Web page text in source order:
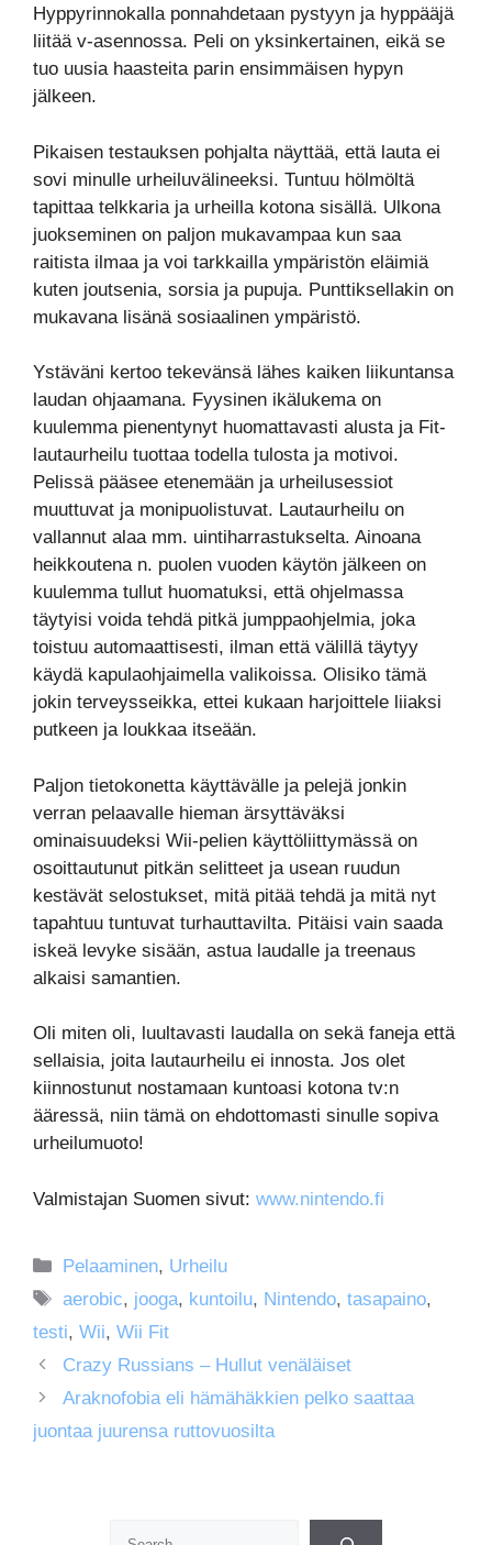
Hyppyrinnokalla ponnahdetaan pystyyn ja hyppääjä
liitää v-asennossa. Peli on yksinkertainen, eikä se
tuo uusia haasteita parin ensimmäisen hypyn
jälkeen.
Pikaisen testauksen pohjalta näyttää, että lauta ei
sovi minulle urheiluvälineeksi. Tuntuu hölmöltä
tapittaa telkkaria ja urheilla kotona sisällä. Ulkona
juokseminen on paljon mukavampaa kun saa
raitista ilmaa ja voi tarkkailla ympäristön eläimiä
kuten joutsenia, sorsia ja pupuja. Punttiksellakin on
mukavana lisänä sosiaalinen ympäristö.
Ystäväni kertoo tekevänsä lähes kaiken liikuntansa
laudan ohjaamana. Fyysinen ikälukema on
kuulemma pienentynyt huomattavasti alusta ja Fit-
lautaurheilu tuottaa todella tulosta ja motivoi.
Pelissä pääsee etenemään ja urheilusessiot
muuttuvat ja monipuolistuvat. Lautaurheilu on
vallannut alaa mm. uintiharrastukselta. Ainoana
heikkoutena n. puolen vuoden käytön jälkeen on
kuulemma tullut huomatuksi, että ohjelmassa
täytyisi voida tehdä pitkä jumppaohjelmia, joka
toistuu automaattisesti, ilman että välillä täytyy
käydä kapulaohjaimella valikoissa. Olisiko tämä
jokin terveysseikka, ettei kukaan harjoittele liiaksi
putkeen ja loukkaa itseään.
Paljon tietokonetta käyttävälle ja pelejä jonkin
verran pelaavalle hieman ärsyttäväksi
ominaisuudeksi Wii-pelien käyttöliittymässä on
osoittautunut pitkän selitteet ja usean ruudun
kestävät selostukset, mitä pitää tehdä ja mitä nyt
tapahtuu tuntuvat turhauttavilta. Pitäisi vain saada
iskeä levyke sisään, astua laudalle ja treenaus
alkaisi samantien.
Oli miten oli, luultavasti laudalla on sekä faneja että
sellaisia, joita lautaurheilu ei innosta. Jos olet
kiinnostunut nostamaan kuntoasi kotona tv:n
ääressä, niin tämä on ehdottomasti sinulle sopiva
urheilumuoto!
Valmistajan Suomen sivut: www.nintendo.fi
Kategoriat
Pelaaminen, Urheilu
Avainsanat
aerobic, jooga, kuntoilu, Nintendo,tasapaino,
testi, Wii, Wii Fit
Crazy Russians – Hullut venäläiset
Araknofobia eli hämähäkkien pelko saattaa
juontaa juurensa ruttovuosilta